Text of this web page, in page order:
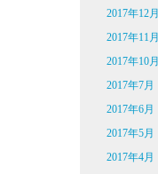
2017年12月
2017年11月
2017年10月
2017年7月
2017年6月
2017年5月
2017年4月